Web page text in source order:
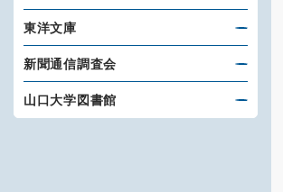
東洋文庫
新聞通信調査会
山口大学図書館